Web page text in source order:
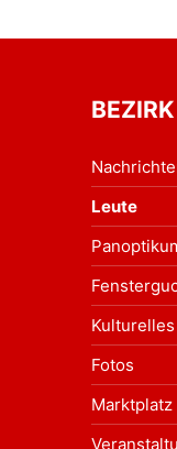
Leute
Kulturelles
Fotos
Marktplatz